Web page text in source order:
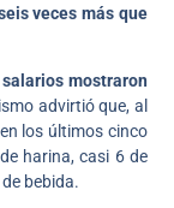
veces más que
mostraron
advirtió que, al
los últimos cinco
harina, casi 6 de
bebida.